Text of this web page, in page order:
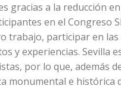
gracias a la reducción
en el Congreso
participar en las
y experiencias. Sevilla
por lo que, además
monumental e histórica